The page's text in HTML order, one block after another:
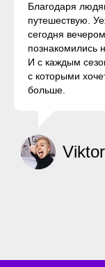
Благодаря
путешествую.
сегодня
познакомились
И с каждым
с которыми
больше.